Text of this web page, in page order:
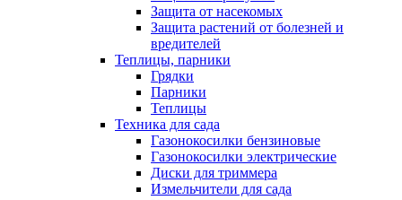
Защита от насекомых
Защита растений от болезней и
вредителей
Теплицы, парники
Грядки
Парники
Теплицы
Техника для сада
Газонокосилки бензиновые
Газонокосилки электрические
Диски для триммера
Измельчители для сада